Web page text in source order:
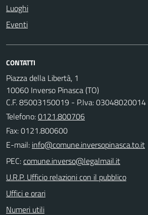
Luoghi
Eventi
CONTATTI
Piazza della Libertà, 1
10060 Inverso Pinasca (TO)
C.F. 85003150019 - P.Iva: 03048020014
Telefono:0121.800706
Fax: 0121.800600
E-mail:
PEC:
U.R.P. Ufficio relazioni con il pubblico
Uffici e orari
Numeri utili